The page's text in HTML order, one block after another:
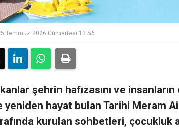
Temmuz 2026 Cumartesi 13:56
şehrin hafızasını ve insanların
yeniden hayat bulan Tarihi Meram
kurulan sohbetleri, çocukluk